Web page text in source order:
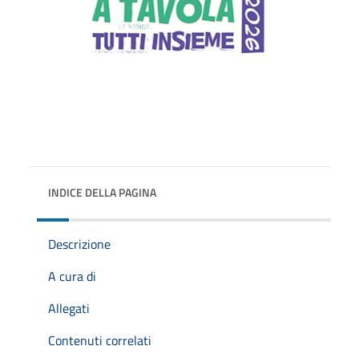
INDICE DELLA PAGINA
Descrizione
A cura di
Allegati
Contenuti correlati